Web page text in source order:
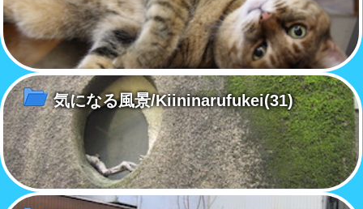
気になる風景/Kiininarufukei(31)